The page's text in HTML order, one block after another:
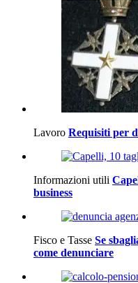
Lavoro Requisiti per
Informazioni utili
business
Fisco e Tasse Se
come denunciare